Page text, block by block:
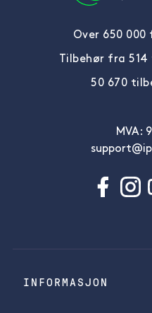
Over 650
Tilbehør fra
50 670
MVA:
INFORMASJON